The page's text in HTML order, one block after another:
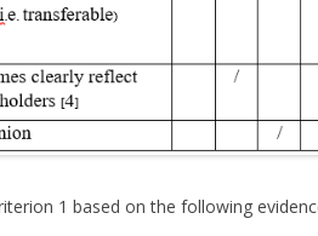
1 based on the following